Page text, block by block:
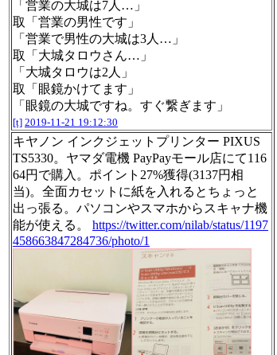
「営業の大城は7人…」
取「営業の男性です」
「営業で男性の大城は3人…」
取「大城タロウさん…」
「大城タロウは2人」
取「眼鏡かけてます」
「眼鏡の大城ですね。すぐ繋ぎます」
[t] 2019-11-21 19:12:30
キヤノン インクジェットプリンター PIXUS
TS5330。ヤマダ電機 PayPayモール店にて116
64円で購入。ポイント27%獲得(3137円相
当)。全面カセットに紙を入れるとちょっと
出っ張る。パソコンやスマホからスキャナ機
能が使える。 https://twitter.com/nilab/status/1197
458663847284736/photo/1